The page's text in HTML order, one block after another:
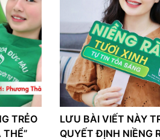
TRẺO
LƯU BÀI VIẾT NÀY
QUYẾT ĐỊNH NIỀNG